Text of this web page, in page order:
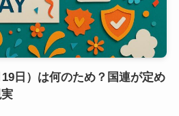
日）は何のため？国連が定め